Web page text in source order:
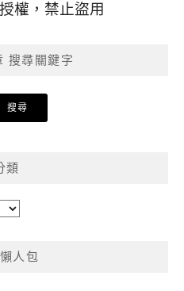
權，禁止盜用
搜尋關鍵字
類
人包